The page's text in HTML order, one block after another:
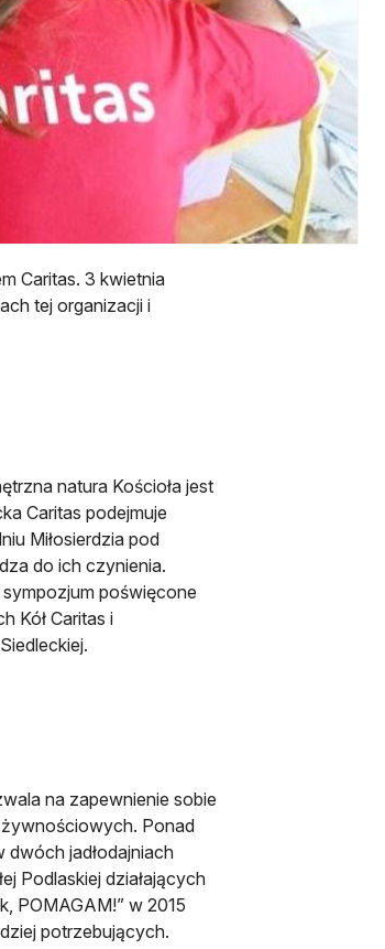
Caritas. 3 kwietnia
tej organizacji i
natura Kościoła jest
Caritas podejmuje
Miłosierdzia pod
do ich czynienia.
poświęcone
Kół Caritas i
na zapewnienie sobie
Ponad
jadłodajniach
Podlaskiej działających
POMAGAM!” w 2015
potrzebujących.